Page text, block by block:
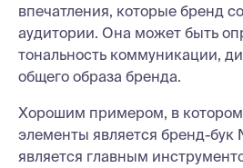
впечатления, которые бренд
аудитории. Она может быть
тональность коммуникации,
общего образа бренда.
Хорошим примером, в котором
элементы является бренд-бук
является главным